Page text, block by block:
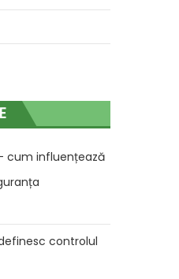
cum influențează
controlul